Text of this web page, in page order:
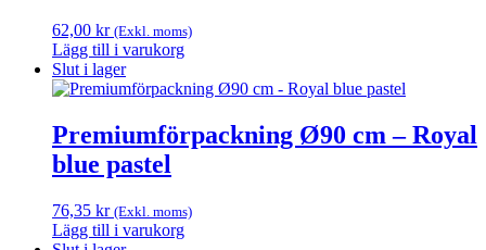
62,00 kr (Exkl. moms)
Lägg till i varukorg
Slut i lager
Premiumförpackning Ø90 cm – Royal
blue pastel
76,35 kr (Exkl. moms)
Lägg till i varukorg